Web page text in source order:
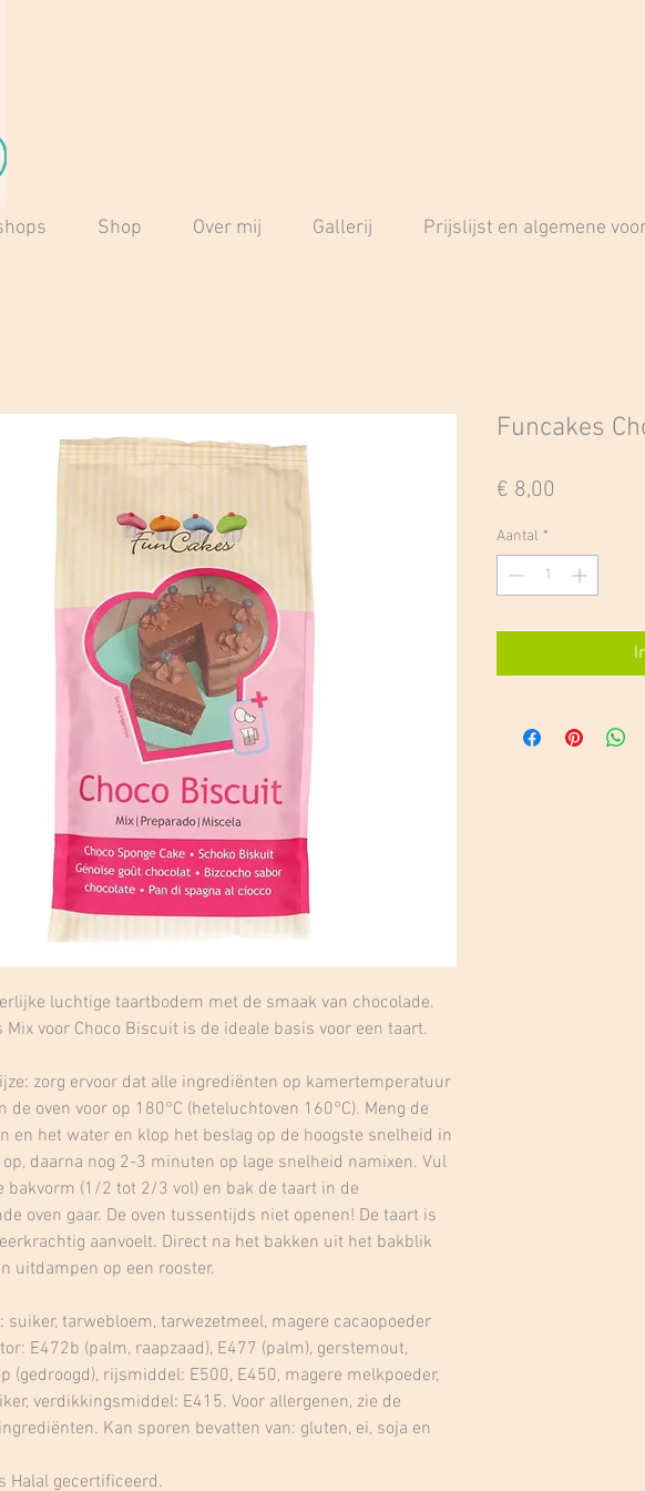
Shop Over mij Gallerij Prijslijst en algemene
luchtige taartbodem met de smaak van chocolade.
Mix voor Choco Biscuit is de ideale basis voor een taart.
zorg ervoor dat alle ingrediënten op kamertemperatuur
de oven voor op 180°C (heteluchtoven 160°C). Meng de
en het water en klop het beslag op de hoogste snelheid in
daarna nog 2-3 minuten op lage snelheid namixen. Vul
bakvorm (1/2 tot 2/3 vol) en bak de taart in de
oven gaar. De oven tussentijds niet openen! De taart is
aanvoelt. Direct na het bakken uit het bakblik
uitdampen op een rooster.
suiker, tarwebloem, tarwezetmeel, magere cacaopoeder
E472b (palm, raapzaad), E477 (palm), gerstemout,
(gedroogd), rijsmiddel: E500, E450, magere melkpoeder,
verdikkingsmiddel: E415. Voor allergenen, zie de
Kan sporen bevatten van: gluten, ei, soja en
Halal gecertificeerd.
Funcakes
€ 8,00
Aantal *